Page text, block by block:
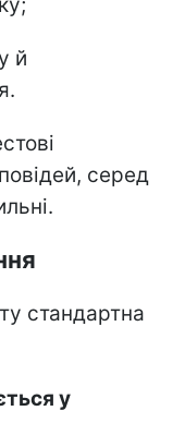
й
серед
стандартна
у